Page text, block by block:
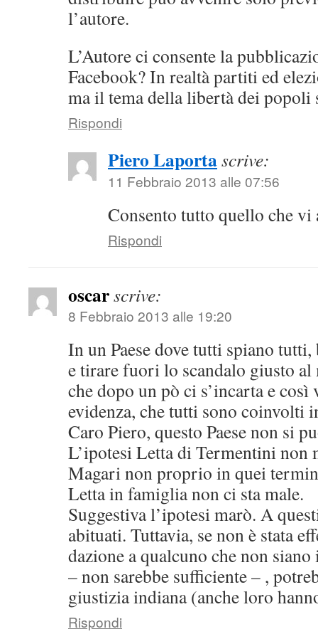
l’autore.
L’Autore ci consente la
Facebook? In realtà partiti ed
ma il tema della libertà dei
Rispondi
Piero Laportascrive:
11 Febbraio 2013 alle 07:56
Consento tutto quello che
Rispondi
oscarscrive:
8 Febbraio 2013 alle 19:20
In un Paese dove tutti spiano
e tirare fuori lo scandalo giusto
che dopo un pò ci s’incarta e
evidenza, che tutti sono coinvolti
Caro Piero, questo Paese non si
L’ipotesi Letta di Termentini non
Magari non proprio in quei
Letta in famiglia non ci sta male.
Suggestiva l’ipotesi marò. A
abituati. Tuttavia, se non è stata
dazione a qualcuno che non
– non sarebbe sufficiente – ,
giustizia indiana (anche loro
Rispondi